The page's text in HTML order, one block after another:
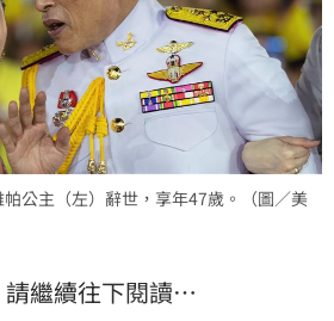
公主（左）辭世，享年47歲。（圖／美
請繼續往下閱讀…